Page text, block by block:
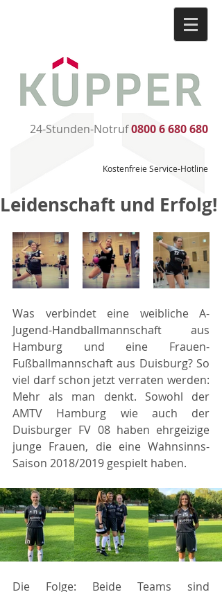
24-Stunden-Notruf0800 6 680 680
Kostenfreie Service-Hotline
Leidenschaft und Erfolg!
Was verbindet eine weibliche A-
Jugend-Handballmannschaft aus
Hamburg und eine Frauen-
Fußballmannschaft aus Duisburg? So
viel darf schon jetzt verraten werden:
Mehr als man denkt. Sowohl der
AMTV Hamburg wie auch der
Duisburger FV 08 haben ehrgeizige
junge Frauen, die eine Wahnsinns-
Saison 2018/2019 gespielt haben.
Die Folge: Beide Teams sind